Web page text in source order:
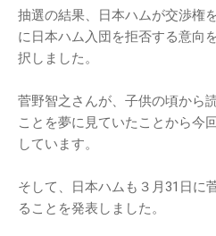
抽選の結果、日本ハムが交渉権
に日本ハム入団を拒否する意向
択しました。
菅野智之さんが、子供の頃から
ことを夢に見ていたことから今
しています。
そして、日本ハムも３月31日に
ることを発表しました。